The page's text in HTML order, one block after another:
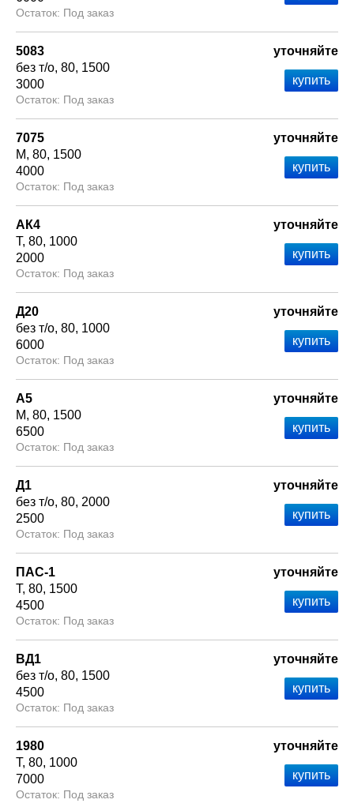
Под заказ
5083
без т/о 80 1500
3000
Под заказ
уточняйте
7075
М 80 1500
4000
Под заказ
уточняйте
АК4
Т 80 1000
2000
Под заказ
уточняйте
Д20
без т/о 80 1000
6000
Под заказ
уточняйте
А5
М 80 1500
6500
Под заказ
уточняйте
Д1
без т/о 80 2000
2500
Под заказ
уточняйте
ПАС-1
Т 80 1500
4500
Под заказ
уточняйте
ВД1
без т/о 80 1500
4500
Под заказ
уточняйте
1980
Т 80 1000
7000
Под заказ
уточняйте